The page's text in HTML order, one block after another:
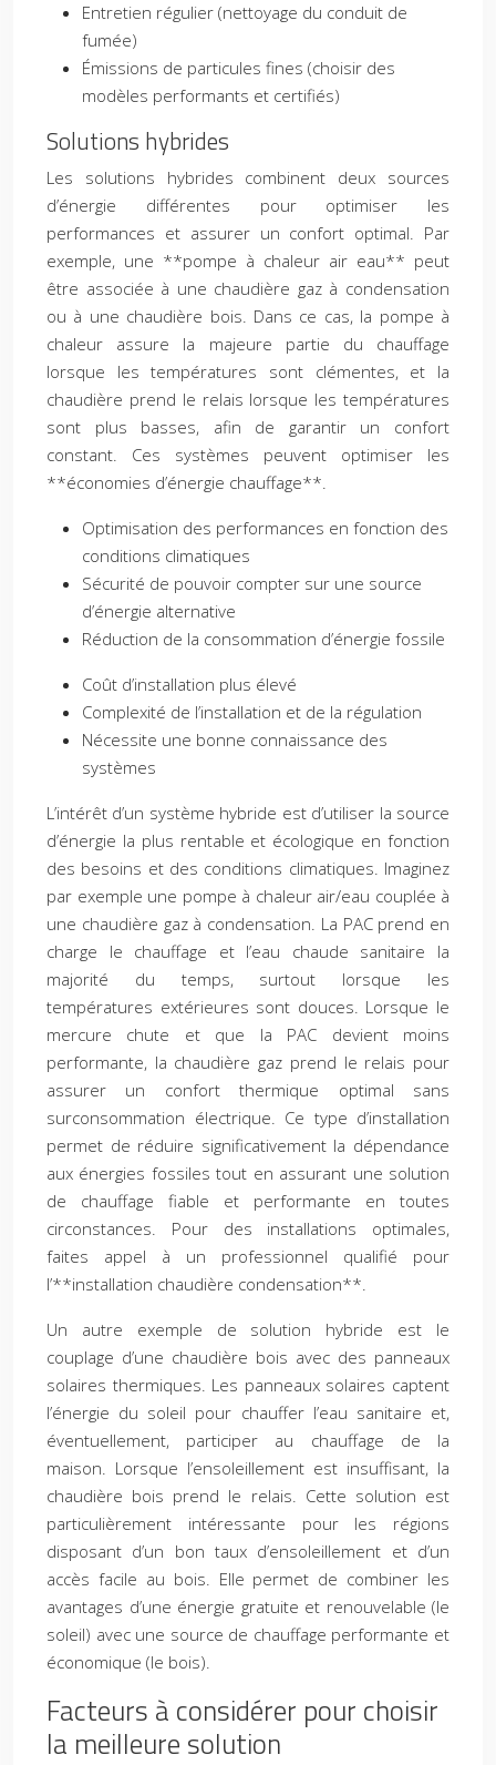
Entretien régulier (nettoyage du conduit de
fumée)
Émissions de particules fines (choisir des
modèles performants et certifiés)
Solutions hybrides
Les solutions hybrides combinent deux sources
d’énergie différentes pour optimiser les
performances et assurer un confort optimal. Par
exemple, une **pompe à chaleur air eau** peut
être associée à une chaudière gaz à condensation
ou à une chaudière bois. Dans ce cas, la pompe à
chaleur assure la majeure partie du chauffage
lorsque les températures sont clémentes, et la
chaudière prend le relais lorsque les températures
sont plus basses, afin de garantir un confort
constant. Ces systèmes peuvent optimiser les
**économies d’énergie chauffage**.
Optimisation des performances en fonction des
conditions climatiques
Sécurité de pouvoir compter sur une source
d’énergie alternative
Réduction de la consommation d’énergie fossile
Coût d’installation plus élevé
Complexité de l’installation et de la régulation
Nécessite une bonne connaissance des
systèmes
L’intérêt d’un système hybride est d’utiliser la source
d’énergie la plus rentable et écologique en fonction
des besoins et des conditions climatiques. Imaginez
par exemple une pompe à chaleur air/eau couplée à
une chaudière gaz à condensation. La PAC prend en
charge le chauffage et l’eau chaude sanitaire la
majorité du temps, surtout lorsque les
températures extérieures sont douces. Lorsque le
mercure chute et que la PAC devient moins
performante, la chaudière gaz prend le relais pour
assurer un confort thermique optimal sans
surconsommation électrique. Ce type d’installation
permet de réduire significativement la dépendance
aux énergies fossiles tout en assurant une solution
de chauffage fiable et performante en toutes
circonstances. Pour des installations optimales,
faites appel à un professionnel qualifié pour
l’**installation chaudière condensation**.
Un autre exemple de solution hybride est le
couplage d’une chaudière bois avec des panneaux
solaires thermiques. Les panneaux solaires captent
l’énergie du soleil pour chauffer l’eau sanitaire et,
éventuellement, participer au chauffage de la
maison. Lorsque l’ensoleillement est insuffisant, la
chaudière bois prend le relais. Cette solution est
particulièrement intéressante pour les régions
disposant d’un bon taux d’ensoleillement et d’un
accès facile au bois. Elle permet de combiner les
avantages d’une énergie gratuite et renouvelable (le
soleil) avec une source de chauffage performante et
économique (le bois).
Facteurs à considérer pour choisir
la meilleure solution